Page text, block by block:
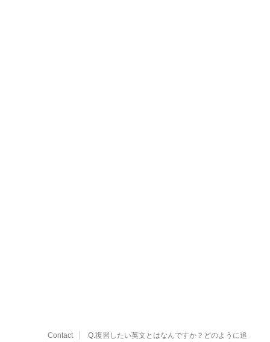
Contact
Q.復習したい英文とはなんですか？どのように追